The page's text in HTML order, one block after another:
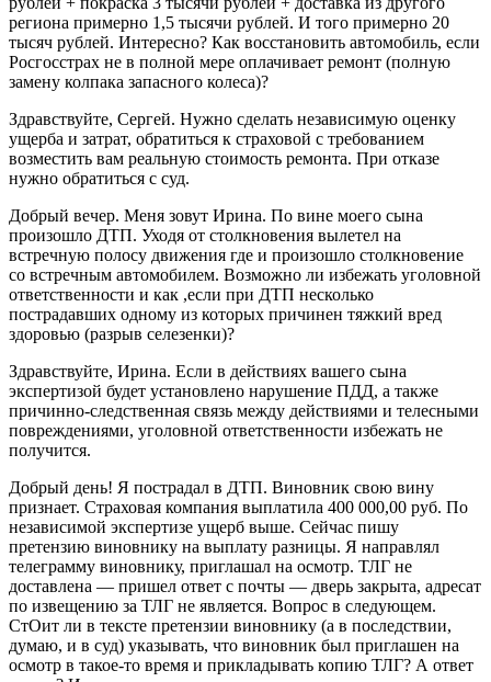
региона примерно 1,5 тысячи рублей. И того примерно 20
тысяч рублей. Интересно? Как восстановить автомобиль, если
Росгосстрах не в полной мере оплачивает ремонт (полную
замену колпака запасного колеса)?
Здравствуйте, Сергей. Нужно сделать независимую оценку
ущерба и затрат, обратиться к страховой с требованием
возместить вам реальную стоимость ремонта. При отказе
нужно обратиться с суд.
Добрый вечер. Меня зовут Ирина. По вине моего сына
произошло ДТП. Уходя от столкновения вылетел на
встречную полосу движения где и произошло столкновение
со встречным автомобилем. Возможно ли избежать уголовной
ответственности и как ,если при ДТП несколько
пострадавших одному из которых причинен тяжкий вред
здоровью (разрыв селезенки)?
Здравствуйте, Ирина. Если в действиях вашего сына
экспертизой будет установлено нарушение ПДД, а также
причинно-следственная связь между действиями и телесными
повреждениями, уголовной ответственности избежать не
получится.
Добрый день! Я пострадал в ДТП. Виновник свою вину
признает. Страховая компания выплатила 400 000,00 руб. По
независимой экспертизе ущерб выше. Сейчас пишу
претензию виновнику на выплату разницы. Я направлял
телеграмму виновнику, приглашал на осмотр. ТЛГ не
доставлена — пришел ответ с почты — дверь закрыта, адресат
по извещению за ТЛГ не является. Вопрос в следующем.
СтОит ли в тексте претензии виновнику (а в последствии,
думаю, и в суд) указывать, что виновник был приглашен на
осмотр в такое-то время и прикладывать копию ТЛГ? А ответ